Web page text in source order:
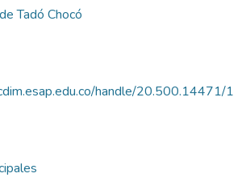
Tadó Chocó
handle/20.500.14471/1